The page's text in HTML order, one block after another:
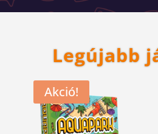
Legújabb
Akció!